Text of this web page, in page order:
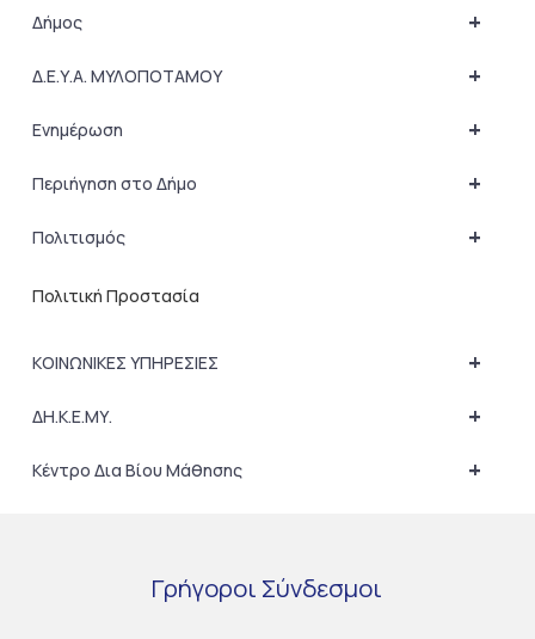
+
Δήμος
+
Δ.Ε.Υ.Α. ΜΥΛΟΠΟΤΑΜΟΥ
+
Ενημέρωση
+
Περιήγηση στο Δήμο
+
Πολιτισμός
Πολιτική Προστασία
+
ΚΟΙΝΩΝΙΚΕΣ ΥΠΗΡΕΣΙΕΣ
+
ΔΗ.Κ.Ε.ΜΥ.
+
Κέντρο Δια Βίου Μάθησης
Γρήγοροι Σύνδεσμοι